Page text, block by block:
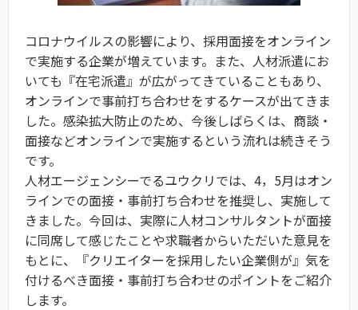
コロナウイルスの影響により、採用面接をオンライン
で実施する企業が増えています。また、人材派遣にお
いても『在宅派遣』が広がってきていることもあり、
オンラインで事前打ち合わせをするケースが出てきま
した。感染拡大防止のため、今後しばらくは、商談・
面接などオンラインで実施するという流れは続きそう
です。
人材エージェンシーでるユウクリでは、4，5月はオン
ラインでの面接・事前打ち合わせを推奨し、実施して
きました。今回は、実際に人材コンサルタントが面接
に同席して感じたことや求職者からいただいた意見を
もとに、『クリエイターを採用したい企業側が』気を
付けるべき面接・事前打ち合わせのポイントをご紹介
します。